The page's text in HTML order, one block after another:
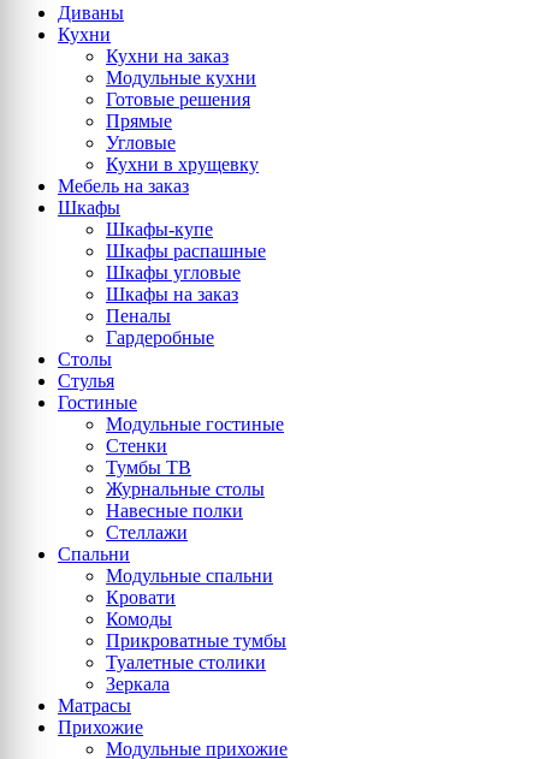
Диваны
Кухни
Кухни на заказ
Модульные кухни
Готовые решения
Прямые
Угловые
Кухни в хрущевку
Мебель на заказ
Шкафы
Шкафы-купе
Шкафы распашные
Шкафы угловые
Шкафы на заказ
Пеналы
Гардеробные
Столы
Стулья
Гостиные
Модульные гостиные
Стенки
Тумбы ТВ
Журнальные столы
Навесные полки
Стеллажи
Спальни
Модульные спальни
Кровати
Комоды
Прикроватные тумбы
Туалетные столики
Зеркала
Матрасы
Прихожие
Модульные прихожие